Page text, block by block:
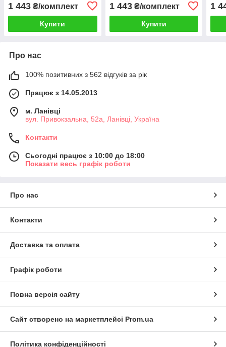
1 443 ₴/комплект
Купити
1 443₴/комплект
Купити
1
Про нас
100% позитивних з 562 відгуків за рік
Працює з 14.05.2013
м. Ланівці
вул. Привокзальна, 52а, Ланівці, Україна
Контакти
Сьогодні працює з 10:00 до 18:00
Показати весь графік роботи
Про нас
Контакти
Доставка та оплата
Графік роботи
Повна версія сайту
Сайт створено на маркетплейсі Prom.ua
Політика конфіденційності